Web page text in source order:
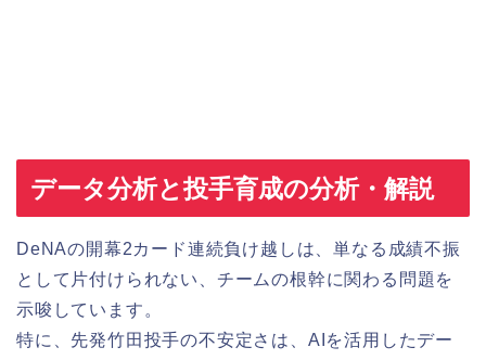
データ分析と投手育成の分析・解説
DeNAの開幕2カード連続負け越しは、単なる成績不振
として片付けられない、チームの根幹に関わる問題を
示唆しています。
特に、先発竹田投手の不安定さは、AIを活用したデー